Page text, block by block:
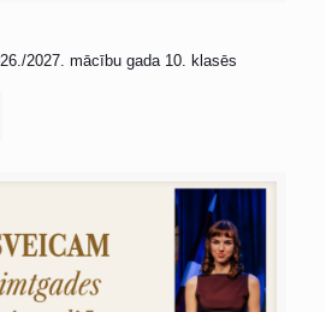
2027. mācību gada 10. klasēs